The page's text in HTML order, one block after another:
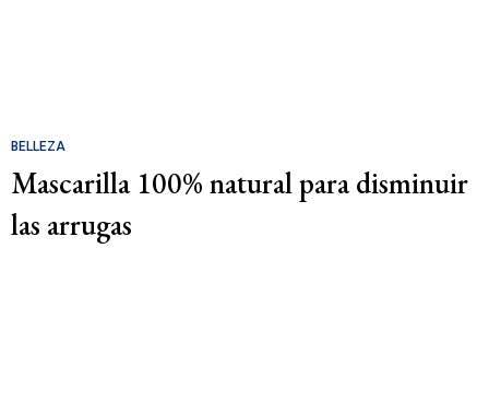
BELLEZA
Mascarilla 100% natural para disminuir
las arrugas